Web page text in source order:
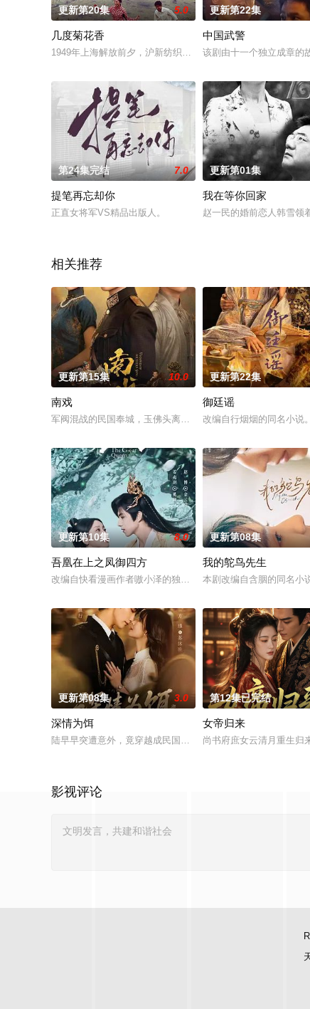
更新第20集 5.0
几度菊花香
1949年上海解放前夕，沪新纺织厂(简称“沪新”)的老板陆家祺
更新第22集
中国武警
该剧由十一个独立成章的
第24集完结 7.0
提笔再忘却你
正直女将军VS精品出版人。
更新第01集
我在等你回家
赵一民的婚前恋人韩雪领
相关推荐
更新第15集 10.0
南戏
军阀混战的民国奉城，玉佛头离奇失窃，戏班主横尸戏台，将
更新第22集
御廷谣
改编自行烟烟的同名小说
更新第10集 8.0
吾凰在上之凤御四方
改编自快看漫画作者嗷小泽的独家连载漫画《吾凰在上》。
更新第08集
我的鸵鸟先生
本剧改编自含胭的同名小
更新第08集 3.0
深情为饵
陆早早突遭意外，竟穿越成民国少夫人苏沐晚，醒来，却是
第12集已完结
女帝归来
尚书府庶女云清月重生归
影视评论